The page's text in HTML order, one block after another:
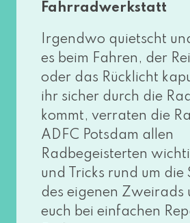
Fahrradwerkstatt
Irgendwo quietscht
es beim Fahren, der
oder das Rücklicht
ihr sicher durch die
kommt, ver­ra­ten die
ADFC Potsdam allen
Radbegeisterten
und Tricks rund um die
des eige­nen Zweirads
euch bei ein­fa­chen